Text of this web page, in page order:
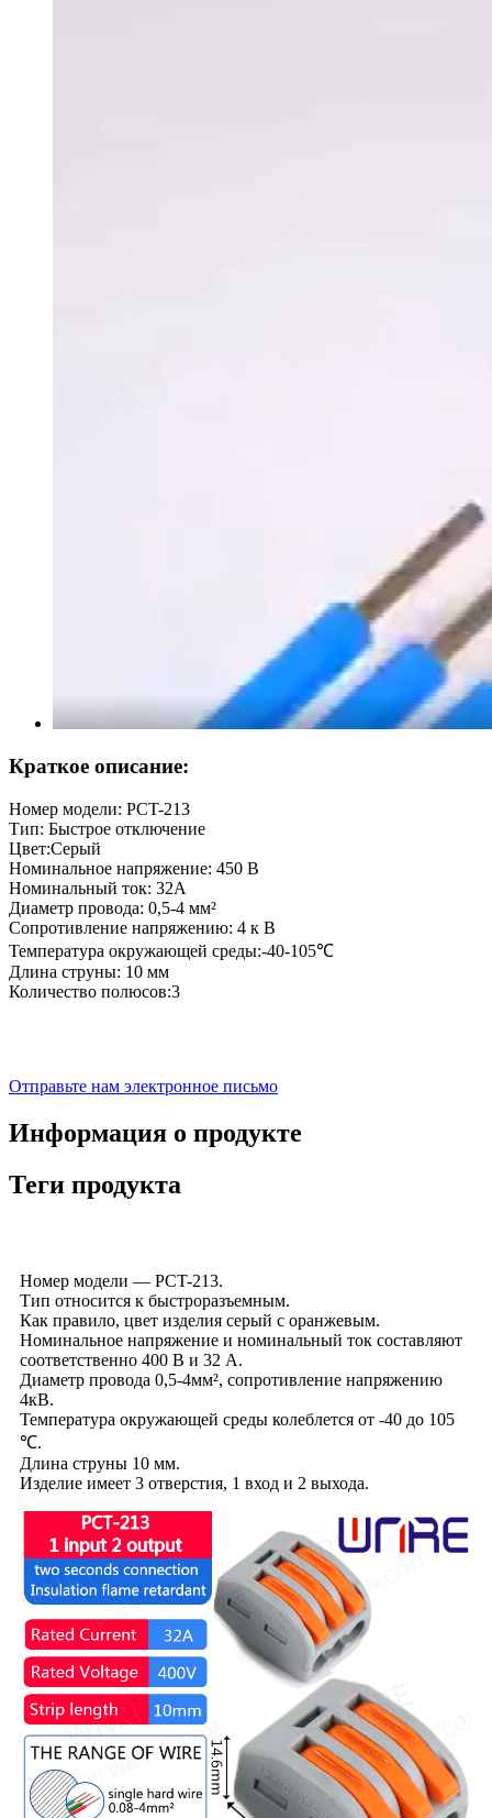
Краткое описание:
Номер модели: PCT-213
Тип: Быстрое отключение
Цвет:Серый
Номинальное напряжение: 450 В
Номинальный ток: 32А
Диаметр провода: 0,5-4 мм²
Сопротивление напряжению: 4 к В
Температура окружающей среды:-40-105℃
Длина струны: 10 мм
Количество полюсов:3
Отправьте нам электронное письмо
Информация о продукте
Теги продукта
Номер модели — PCT-213.
Тип относится к быстроразъемным.
Как правило, цвет изделия серый с оранжевым.
Номинальное напряжение и номинальный ток составляют
соответственно 400 В и 32 А.
Диаметр провода 0,5-4мм², сопротивление напряжению
4кВ.
Температура окружающей среды колеблется от -40 до 105
℃.
Длина струны 10 мм.
Изделие имеет 3 отверстия, 1 вход и 2 выхода.